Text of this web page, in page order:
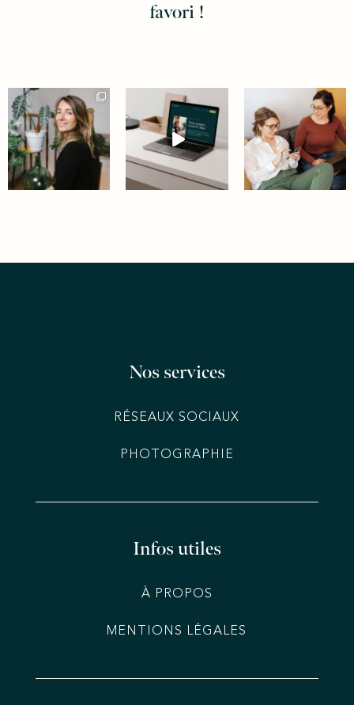
favori !
Nos services
RÉSEAUX SOCIAUX
PHOTOGRAPHIE
Infos utiles
À PROPOS
MENTIONS LÉGALES